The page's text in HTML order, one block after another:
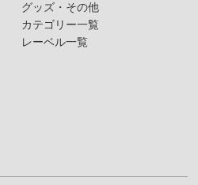
グッズ・その他
カテゴリー一覧
レーベル一覧